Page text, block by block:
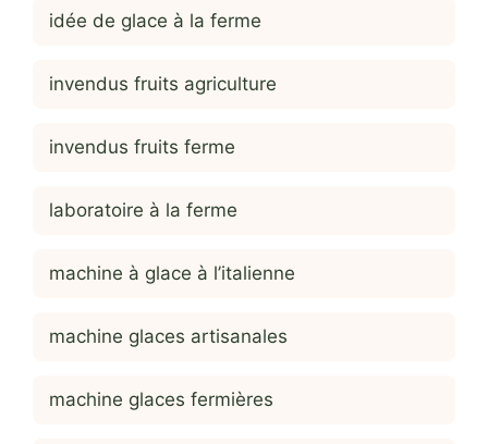
idée de glace à la ferme
invendus fruits agriculture
invendus fruits ferme
laboratoire à la ferme
machine à glace à l’italienne
machine glaces artisanales
machine glaces fermières